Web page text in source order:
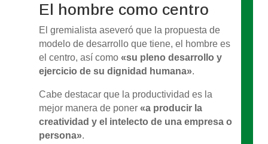
El hombre como centro
El gremialista aseveró que la propuesta de
modelo de desarrollo que tiene, el hombre es
el centro, así como «su pleno desarrollo y
ejercicio de su dignidad humana».
Cabe destacar que la productividad es la
mejor manera de poner «a producir la
creatividad y el intelecto de una empresa o
persona».